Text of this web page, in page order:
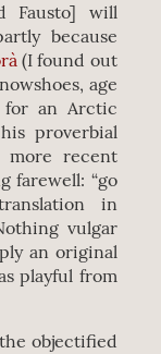
Fausto] will
because
(I found out
age
for an Arctic
proverbial
more recent
farewell: “go
in
vulgar
an original
playful from
objectified